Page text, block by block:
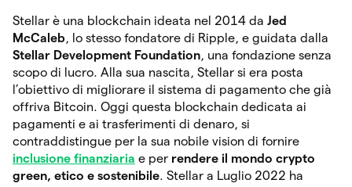
Stellar è una blockchain ideata nel 2014 da Jed
McCaleb, lo stesso fondatore di Ripple, e guidata dalla
Stellar Development Foundation, una fondazione senza
scopo di lucro. Alla sua nascita, Stellar si era posta
l’obiettivo di migliorare il sistema di pagamento che già
offriva Bitcoin. Oggi questa blockchain dedicata ai
pagamenti e ai trasferimenti di denaro, si
contraddistingue per la sua nobile vision di fornire
inclusione finanziaria e per rendere il mondo crypto
green, etico e sostenibile. Stellar a Luglio 2022 ha